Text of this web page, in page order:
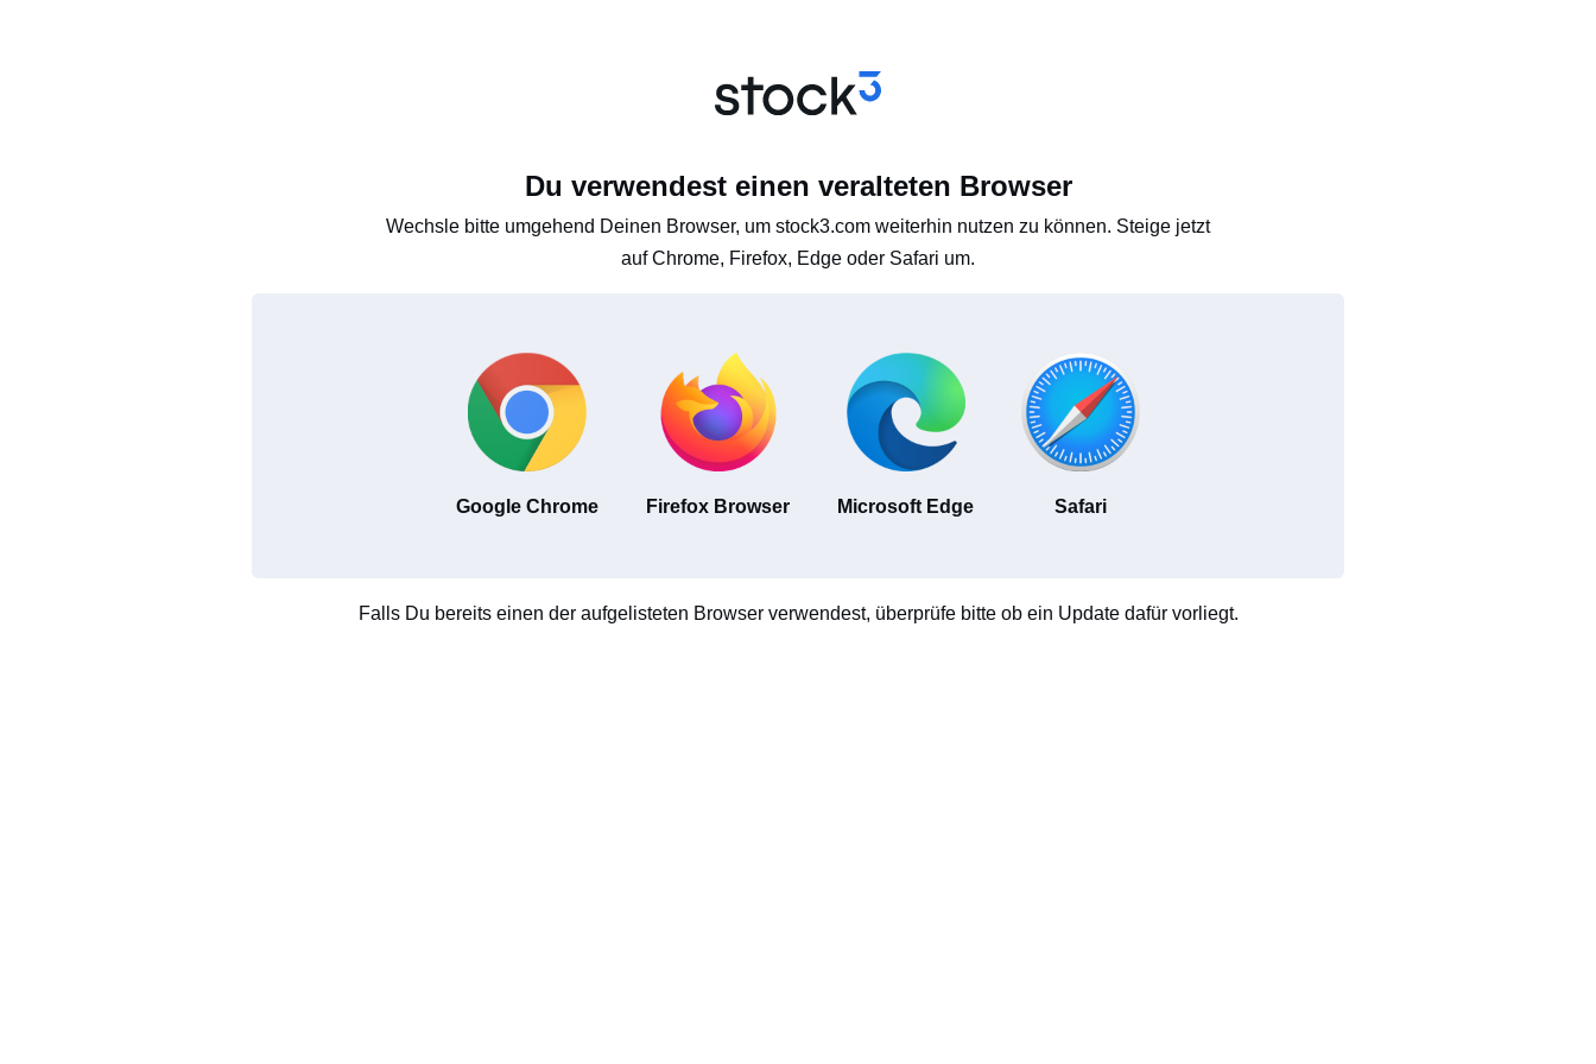
Du verwendest einen veralteten Browser
Wechsle bitte umgehend Deinen Browser, um stock3.com weiterhin nutzen zu können. Steige jetzt
auf Chrome, Firefox, Edge oder Safari um.
Google Chrome Firefox Browser Microsoft Edge Safari
Falls Du bereits einen der aufgelisteten Browser verwendest, überprüfe bitte ob ein Update dafür vorliegt.